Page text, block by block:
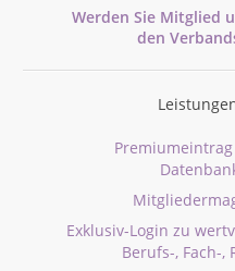
Werden Sie Mitglied
den
Exklusiv-Login zu
Berufs-, Fach-,